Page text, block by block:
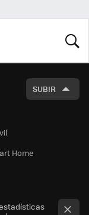
SUBIR
Home